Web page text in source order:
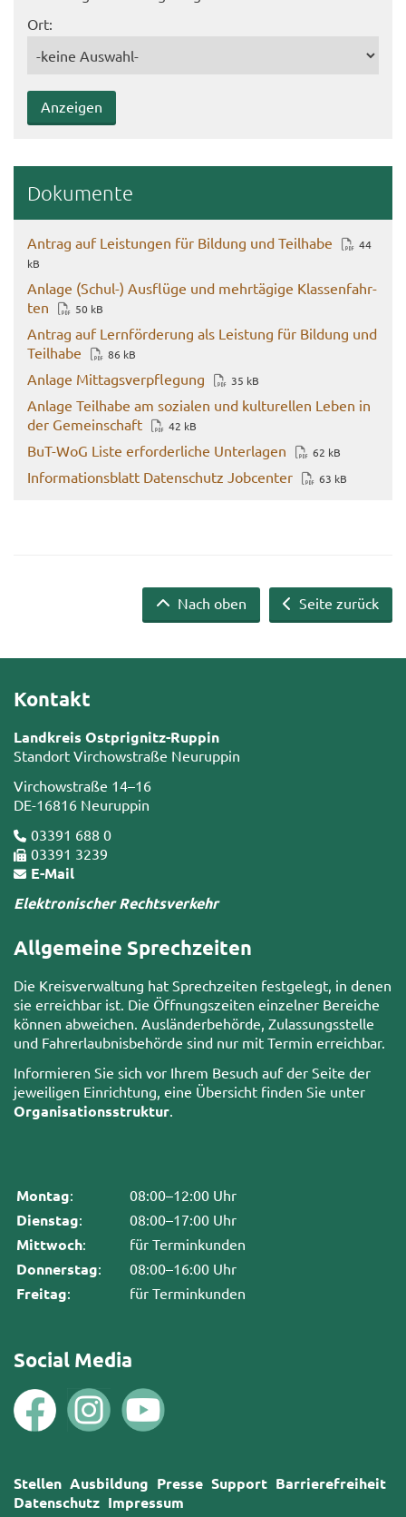
Ort:
Do­ku­men­te
An­trag auf Leis­tun­gen für Bil­dung und Teil­ha­be
44
kB
An­la­ge (Schul-​) Aus­flü­ge und mehr­tä­gi­ge Klas­sen­fahr­
ten
50 kB
An­trag auf Lern­för­de­rung als Leis­tung für Bil­dung und
Teil­ha­be
86 kB
An­la­ge Mit­tags­ver­pfle­gung 35 kB
An­la­ge Teil­ha­be am so­zia­len und kul­tu­rel­len Leben in
der Ge­mein­schaft
42 kB
BuT-​WoG Liste er­for­der­li­che Un­ter­la­gen 62 kB
In­for­ma­ti­ons­blatt Da­ten­schutz Job­cen­ter 63 kB
Seite zurück
Nach oben
Kontakt
Landkreis Ostprignitz-Ruppin
Standort Virchowstraße Neuruppin
Virchowstraße 14–16
DE-16816 Neuruppin
03391 688 0
03391 3239
E-Mail
Elektronischer Rechtsverkehr
Allgemeine Sprechzeiten
Die Kreisverwaltung hat Sprechzeiten festgelegt, in denen
sie erreichbar ist. Die Öffnungszeiten einzelner Bereiche
können abweichen. Ausländerbehörde, Zulassungsstelle
und Fahrerlaubnisbehörde sind nur mit Termin erreichbar.
Informieren Sie sich vor Ihrem Besuch auf der Seite der
jeweiligen Einrichtung, eine Übersicht finden Sie unter
Organisationsstruktur
Montag: 08:00–12:00 Uhr
Dienstag: 08:00–17:00 Uhr
Mittwoch: für Terminkunden
Donnerstag: 08:00–16:00 Uhr
Freitag: für Terminkunden
Social Media
Stellen Ausbildung Presse Support Barrierefreiheit
Datenschutz Impressum